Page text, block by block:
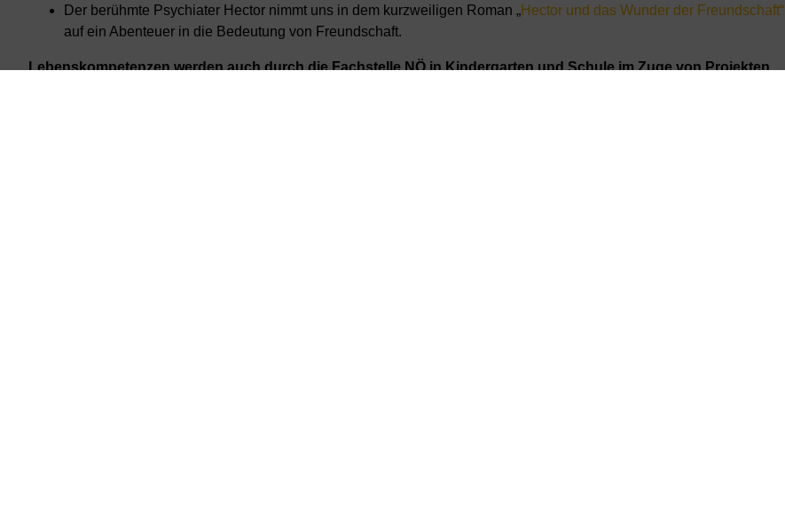
Der berühmte Psychiater Hector nimmt uns in dem kurzweiligen Roman „Hector und das Wunder der Freundschaft“
auf ein Abenteuer in die Bedeutung von Freundschaft.
Lebenskompetenzen werden auch durch die Fachstelle NÖin Kindergarten und Schule im Zuge von Projekten